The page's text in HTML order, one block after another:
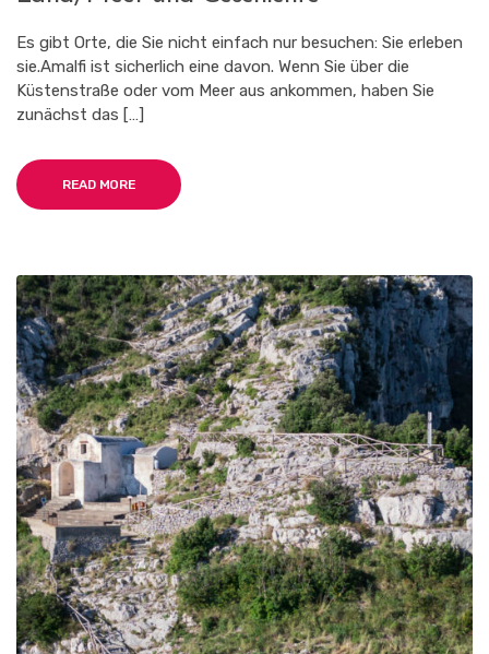
STADT
ZWISCHEN
LAND,
MEER
UND
Es gibt Orte, die Sie nicht einfach nur besuchen: Sie erleben
sie.Amalfi ist sicherlich eine davon. Wenn Sie über die
Küstenstraße oder vom Meer aus ankommen, haben Sie
zunächst das […]
READ MORE